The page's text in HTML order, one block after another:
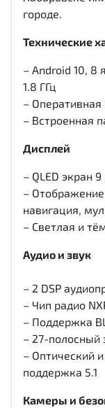
городе.
Технические
– Android 10, 8
1.8 ГГц
– Оперативная
– Встроенная
Дисплей
– QLED экран
–
навигация,
– Светлая и
Аудио и звук
– 2 DSP
– Чип радио
– Поддержка
– 27-полосный
– Оптический
поддержка 5.1
Камеры и